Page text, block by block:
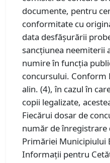
documente, pentru
conformitate cu
data desfășurării
sancțiunea neemiterii
numire în funcția
concursului. Conform
alin. (4), în cazul în
copii legalizate,
Fiecărui dosar de
număr de înregistrare
Primăriei Municipiului
Informații pentru